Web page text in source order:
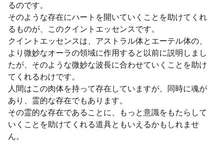
るのです。
そのような存在にハートを開いていくことを助けてくれ
るものが、このクイントエッセンスです。
クイントエッセンスは、アストラル体とエーテル体の、
より微妙なオーラの領域に作用すると以前に説明しまし
たが、そのような微妙な波長に合わせていくことを助け
てくれるわけです。
人間はこの肉体を持って存在していますが、同時に魂が
あり、霊的な存在でもあります。
その霊的な存在であることに、もっと意識をもたらして
いくことを助けてくれる道具ともいえるかもしれませ
ん。